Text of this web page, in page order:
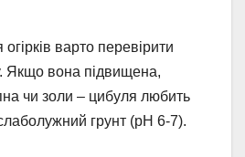
варто перевірити
Якщо вона підвищена,
чи золи – цибуля любить
грунт (pH 6-7).